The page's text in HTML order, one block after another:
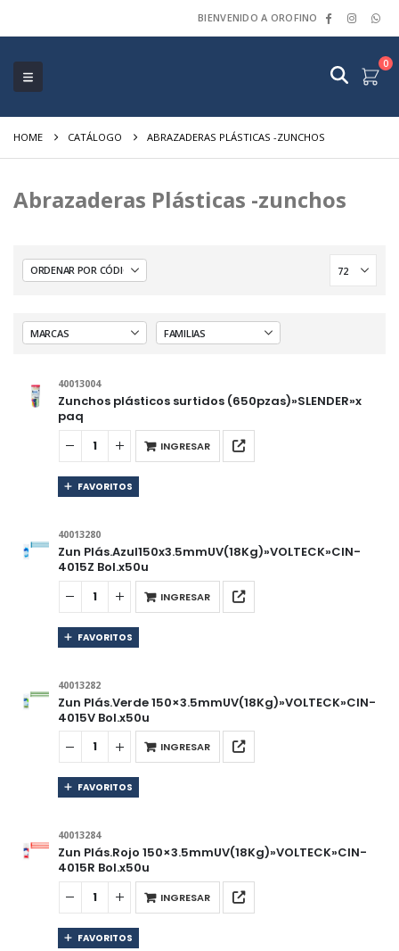
BIENVENIDO A OROFINO
0
HOME CATÁLOGO ABRAZADERAS PLÁSTICAS -ZUNCHOS
Abrazaderas Plásticas -zunchos
40013004
Zunchos plásticos surtidos (650pzas)»SLENDER»x
paq
INGRESAR
FAVORITOS
40013280
Zun Plás.Azul150x3.5mmUV(18Kg)»VOLTECK»CIN-
4015Z Bol.x50u
INGRESAR
FAVORITOS
40013282
Zun Plás.Verde 150×3.5mmUV(18Kg)»VOLTECK»CIN-
4015V Bol.x50u
INGRESAR
FAVORITOS
40013284
Zun Plás.Rojo 150×3.5mmUV(18Kg)»VOLTECK»CIN-
4015R Bol.x50u
INGRESAR
FAVORITOS